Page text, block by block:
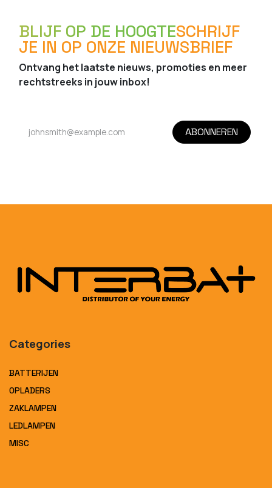
BLIJF OP DE HOOGTESCHRIJF
JE IN OP ONZE NIEUWSBRIEF
Ontvang het laatste nieuws, promoties en meer
rechtstreeks in jouw inbox!
ABONNEREN
Categories
BATTERIJEN
OPLADERS
ZAKLAMPEN
LEDLAMPEN
MISC